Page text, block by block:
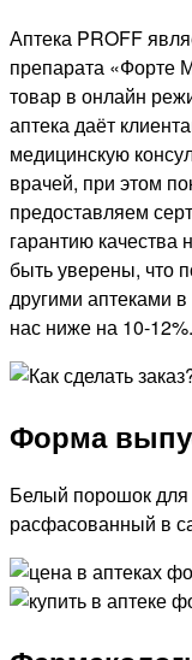
Аптека PROFF
препарата «Форте
товар в онлайн
аптека даёт
медицинскую
врачей, при этом
предоставляем
гарантию
быть уверены, что
другими аптеками
нас ниже на 10-12%.
Форма
Белый порошок для
расфасованный в